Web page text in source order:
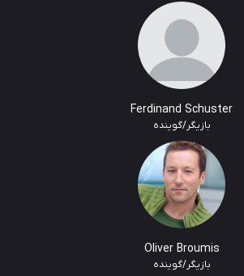
Ferdinand Schuster
بازیگر/گوینده
Oliver Broumis
بازیگر/گوینده